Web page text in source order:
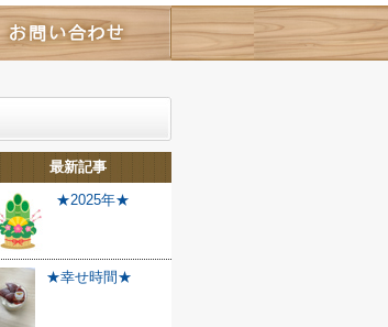
最新記事
★2025年★
★幸せ時間★